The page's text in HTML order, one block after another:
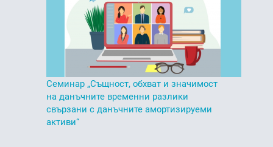
Семинар „Същност, обхват и значимост
на данъчните временни разлики
свързани с данъчните амортизируеми
активи“